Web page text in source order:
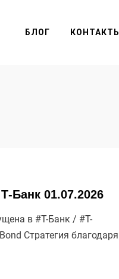
БЛОГ КОНТАКТЫ
Банк 01.07.2026
в #Т-Банк / #Т-
Стратегия благодаря